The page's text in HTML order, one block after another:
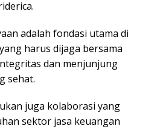
adalah fondasi utama di
harus dijaga bersama
dan menjunjung
sehat.
juga kolaborasi yang
sektor jasa keuangan